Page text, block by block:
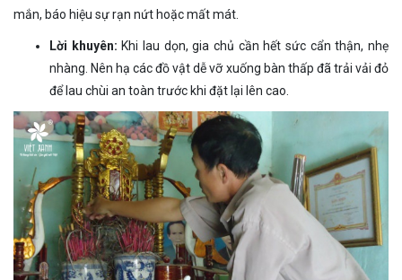
mắn, báo hiệu sự rạn nứt hoặc mất mát.
Lời khuyên: Khi lau dọn, gia chủ cần hết sức cẩn thận, nhẹ
nhàng. Nên hạ các đồ vật dễ vỡ xuống bàn thấp đã trải vải đỏ
để lau chùi an toàn trước khi đặt lại lên cao.